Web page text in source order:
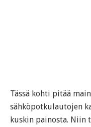
Tässä kohti pitää
sähköpotkulautojen
kuskin painosta. Niin